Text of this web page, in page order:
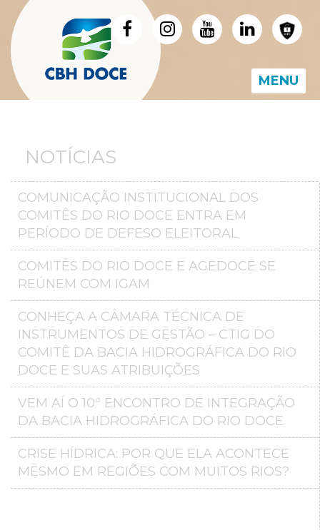
MENU
NOTÍCIAS
COMUNICAÇÃO INSTITUCIONAL DOS
COMITÊS DO RIO DOCE ENTRA EM
PERÍODO DE DEFESO ELEITORAL
COMITÊS DO RIO DOCE E AGEDOCE SE
REÚNEM COM IGAM
CONHEÇA A CÂMARA TÉCNICA DE
INSTRUMENTOS DE GESTÃO – CTIG DO
COMITÊ DA BACIA HIDROGRÁFICA DO RIO
DOCE E SUAS ATRIBUIÇÕES
VEM AÍ O 10º ENCONTRO DE INTEGRAÇÃO
DA BACIA HIDROGRÁFICA DO RIO DOCE
CRISE HÍDRICA: POR QUE ELA ACONTECE
MESMO EM REGIÕES COM MUITOS RIOS?